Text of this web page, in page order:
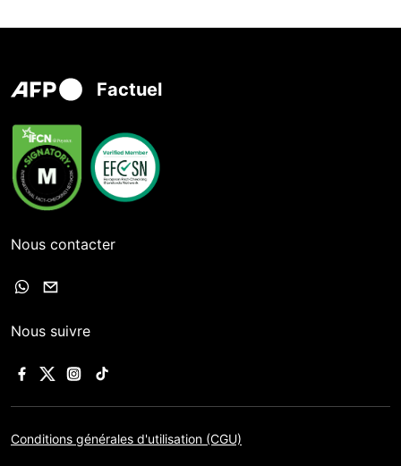
Factuel
Nous contacter
Nous suivre
Conditions générales d'utilisation (CGU)